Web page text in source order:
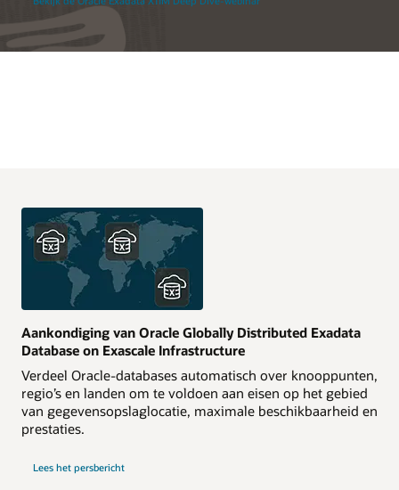
Aankondiging van Oracle Globally Distributed Exadata
Database on Exascale Infrastructure
Verdeel Oracle-databases automatisch over knooppunten,
regio’s en landen om te voldoen aan eisen op het gebied
van gegevensopslaglocatie, maximale beschikbaarheid en
prestaties.
Lees het persbericht